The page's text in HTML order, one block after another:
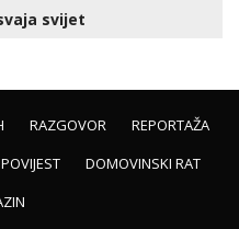
svijet
RAZGOVOR
REPORTAŽA
DOMOVINSKI RAT